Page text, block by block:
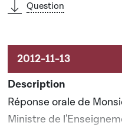
Question
Réponse orale de
Ministre de